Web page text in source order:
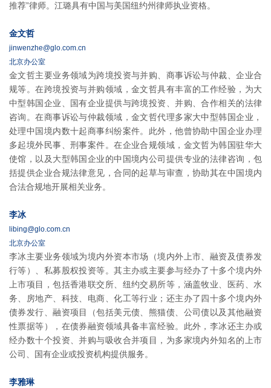
推荐”律师。江璐具有中国与美国纽约州律师执业资格。
金文哲
jinwenzhe@glo.com.cn
北京办公室
金文哲主要业务领域为跨境投资与并购、商事诉讼与仲裁、企业合
规等。在跨境投资与并购领域，金文哲具有丰富的工作经验，为大
中型韩国企业、国有企业提供与跨境投资、并购、合作相关的法律
咨询。在商事诉讼与仲裁领域，金文哲代理多家大中型韩国企业，
处理中国境内数十起商事纠纷案件。此外，他曾协助中国企业办理
多起境外民事、刑事案件。在企业合规领域，金文哲为韩国驻华大
使馆，以及大型韩国企业的中国境内公司提供专业的法律咨询，包
括提供企业合规法律意见，合同的起草与审查，协助其在中国境内
合法合规地开展相关业务。
李冰
libing@glo.com.cn
北京办公室
李冰主要业务领域为境内外资本市场（境内外上市、融资及债券发
行等）、私募股权投资等。其主办或主要参与经办了十多个境内外
上市项目，包括香港联交所、纽约交易所等，涵盖牧业、医药、水
务、房地产、科技、电商、化工等行业；还主办了四十多个境内外
债券发行、融资项目（包括美元债、熊猫债、公司债以及其他融资
性票据等），在债券融资领域具备丰富经验。此外，李冰还主办或
经办数十个投资、并购与吸收合并项目，为多家境内外知名的上市
公司、国有企业或投资机构提供服务。
李雅琳